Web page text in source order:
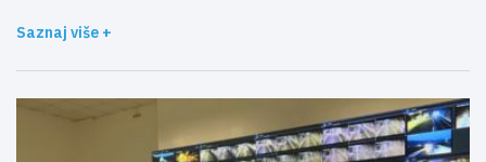
Saznaj više +